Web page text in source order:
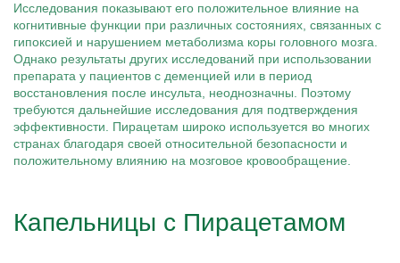
Исследования показывают его положительное влияние на
когнитивные функции при различных состояниях, связанных с
гипоксией и нарушением метаболизма коры головного мозга.
Однако результаты других исследований при использовании
препарата у пациентов с деменцией или в период
восстановления после инсульта, неоднозначны. Поэтому
требуются дальнейшие исследования для подтверждения
эффективности. Пирацетам широко используется во многих
странах благодаря своей относительной безопасности и
положительному влиянию на мозговое кровообращение.
Капельницы с Пирацетамом